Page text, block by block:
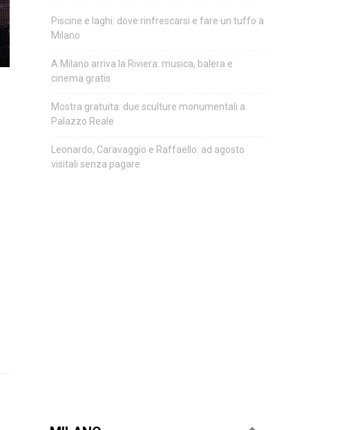
Piscine e laghi: dove rinfrescarsi e fare un tuffo a
Milano
A Milano arriva la Riviera: musica, balera e
cinema gratis
Mostra gratuita: due sculture monumentali a
Palazzo Reale
Leonardo, Caravaggio e Raffaello: ad agosto
visitali senza pagare